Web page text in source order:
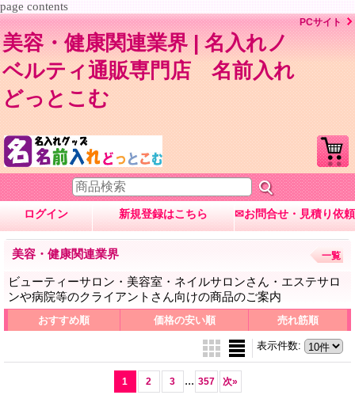
page contents
美容・健康関連業界 | 名入れノ
ベルティ通販専門店 名前入れ
どっとこむ
PCサイト
ログイン 新規登録はこちら ✉お問合せ・見積り依頼
美容・健康関連業界
ビューティーサロン・美容室・ネイルサロンさん・エステサロ
ンや病院等のクライアントさん向けの商品のご案内
一覧
おすすめ順 価格の安い順 売れ筋順
表示件数:
1 2 3 ... 357 次»